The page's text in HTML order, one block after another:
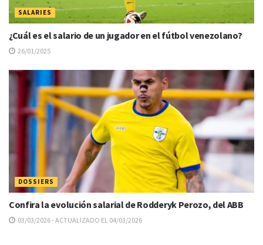
SALARIES
¿Cuál es el salario de un jugador en el fútbol venezolano?
26/01/2025
DOSSIERS
Confira la evolución salarial de Rodderyk Perozo, del ABB
03/03/2026 - ACTUALIZADO EL 04/03/2026